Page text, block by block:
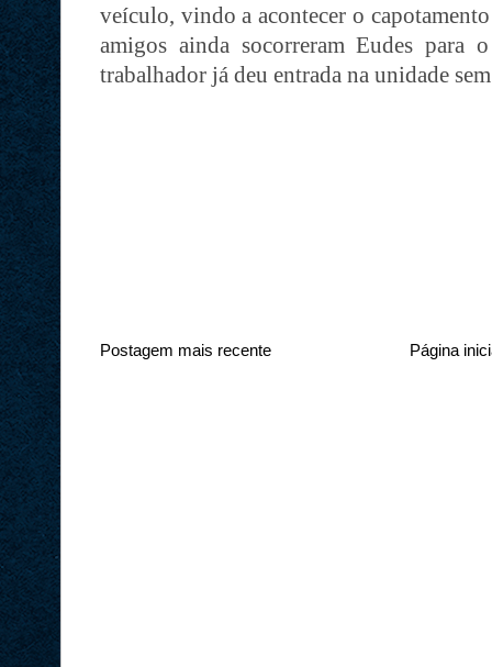
veículo, vindo a acontecer o
amigos ainda socorreram Eudes para
trabalhador já deu entrada na unidade
Postagem mais recente Página